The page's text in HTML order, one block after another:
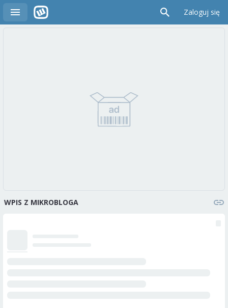
Zaloguj się
WPIS Z MIKROBLOGA